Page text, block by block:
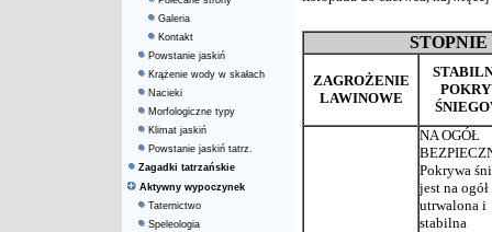
Galeria
Kontakt
Powstanie jaskiń
Krążenie wody w skałach
Nacieki
Morfologiczne typy
Klimat jaskiń
Powstanie jaskiń tatrz.
Zagadki tatrzańskie
Aktywny wypoczynek
Taternictwo
Speleologia
ZAGROŻENIE
LAWINOWE
NA OGÓŁ
Pokrywa
jest na ogół
utrwalona i
stabilna